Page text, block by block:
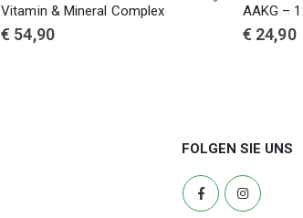
Vitamin & Mineral Complex
€ 54,90
AAKG –
€ 24,90
FOLGEN SIE UNS